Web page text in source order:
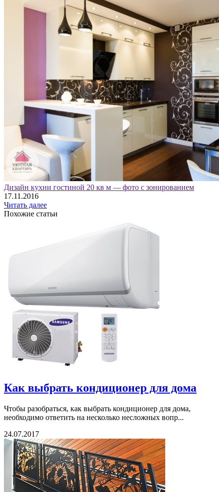
Дизайн кухни гостиной 20 кв м — фото с зонированием
17.11.2016
Читать далее
Похожие статьи
Как выбрать кондиционер для дома
Чтобы разобраться, как выбрать кондиционер для дома,
необходимо ответить на несколько несложных вопр...
24.07.2017